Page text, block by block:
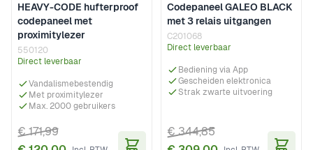
HEAVY-CODE hufterproof
codepaneel met
proximitylezer
550120
Direct leverbaar
Vandalismebestendig
Met proximitylezer
Max. 2000 gebruikers
€ 171,99
Codepaneel GALEO BLACK
met 3 relais uitgangen
C201068
Direct leverbaar
Bediening via App
Gescheiden elektronica
Strak zwarte uitvoering
€ 344,85